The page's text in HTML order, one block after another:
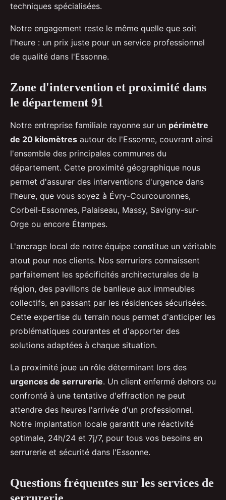
techniques spécialisées.
Notre engagement reste le même quelle que soit
l'heure : un prix juste pour un service professionnel
de qualité dans l'Essonne.
Zone d'intervention et proximité dans
le département 91
Notre entreprise familiale rayonne sur un périmètre
de 20 kilomètres autour de l'Essonne, couvrant ainsi
l'ensemble des principales communes du
département. Cette proximité géographique nous
permet d'assurer des interventions d'urgence dans
l'heure, que vous soyez à Évry-Courcouronnes,
Corbeil-Essonnes, Palaiseau, Massy, Savigny-sur-
Orge ou encore Étampes.
L'ancrage local de notre équipe constitue un véritable
atout pour nos clients. Nos serruriers connaissent
parfaitement les spécificités architecturales de la
région, des pavillons de banlieue aux immeubles
collectifs, en passant par les résidences sécurisées.
Cette expertise du terrain nous permet d'anticiper les
problématiques courantes et d'apporter des
solutions adaptées à chaque situation.
La proximité joue un rôle déterminant lors des
urgences de serrurerie. Un client enfermé dehors ou
confronté à une tentative d'effraction ne peut
attendre des heures l'arrivée d'un professionnel.
Notre implantation locale garantit une réactivité
optimale, 24h/24 et 7j/7, pour tous vos besoins en
serrurerie et sécurité dans l'Essonne.
Questions fréquentes sur les services de